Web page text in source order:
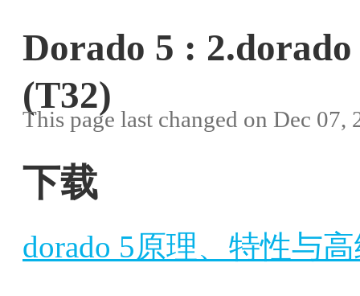
Dorado 5 :
(T32)
This page last changed on Dec 07,
下载
dorado 5原理、特性与